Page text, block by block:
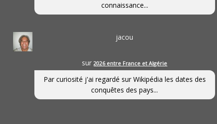
connaissance...
jacou
sur2026 entre France et Algérie
Par curiosité j'ai regardé sur Wikipédia les dates des
conquêtes des pays...